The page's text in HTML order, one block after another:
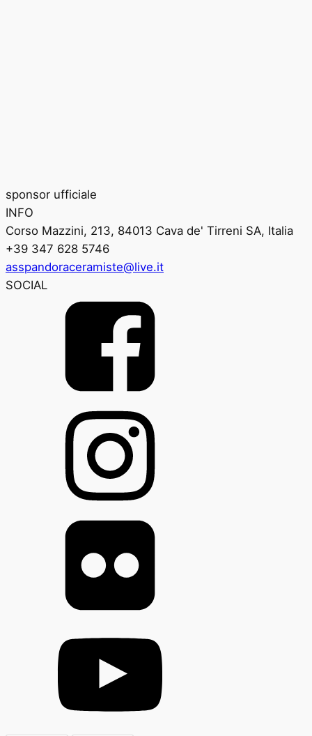
sponsor ufficiale
INFO
Corso Mazzini, 213, 84013 Cava de' Tirreni SA, Italia
+39 347 628 5746
asspandoraceramiste@live.it
SOCIAL